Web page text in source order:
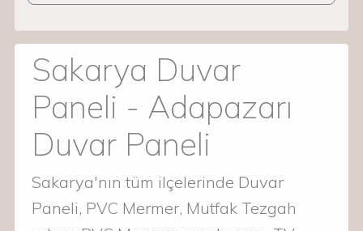
Sakarya Duvar
Paneli - Adapazarı
Duvar Paneli
Sakarya'nın tüm ilçelerinde Duvar
Paneli, PVC Mermer, Mutfak Tezgah